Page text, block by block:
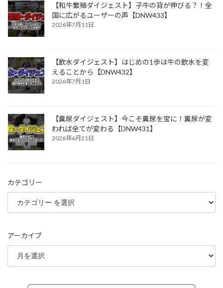
【和牛繁殖ダイジェスト】子牛の背が伸びる？！全
国に広がるユーザーの声【DNW433】
2026年7月11日
【飲水ダイジェスト】はじめの1歩は牛の飲水を変
えることから【DNW432】
2026年7月1日
【糞尿ダイジェスト】今こそ糞尿を宝に！糞尿が変
われば全てが変わる【DNW431】
2026年6月21日
カテゴリー
アーカイブ